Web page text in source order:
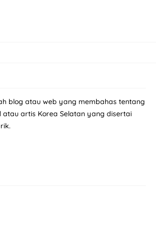
blog atau web yang membahas tentang
atau artis Korea Selatan yang disertai